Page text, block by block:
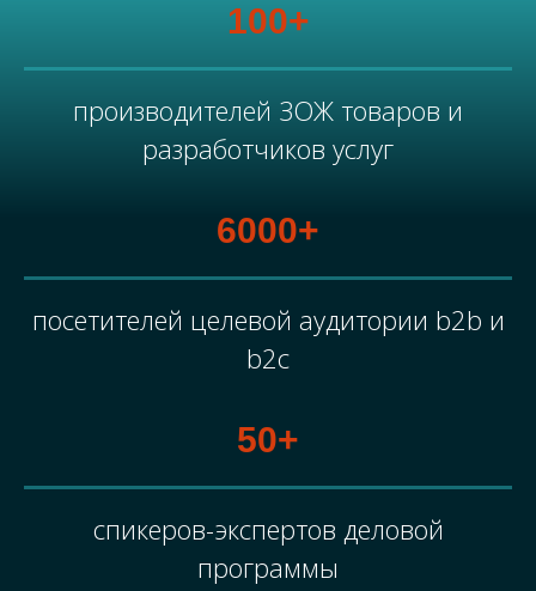
100+
производителей ЗОЖ товаров и
разработчиков услуг
6000+
посетителей целевой аудитории b2b и
b2c
50+
спикеров-экспертов деловой
программы